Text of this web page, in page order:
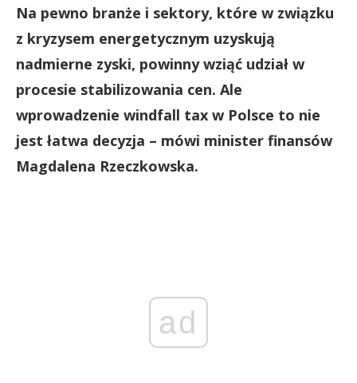
Na pewno branże i sektory, które w związku
z kryzysem energetycznym uzyskują
nadmierne zyski, powinny wziąć udział w
procesie stabilizowania cen. Ale
wprowadzenie windfall tax w Polsce to nie
jest łatwa decyzja – mówi minister finansów
Magdalena Rzeczkowska.
ad